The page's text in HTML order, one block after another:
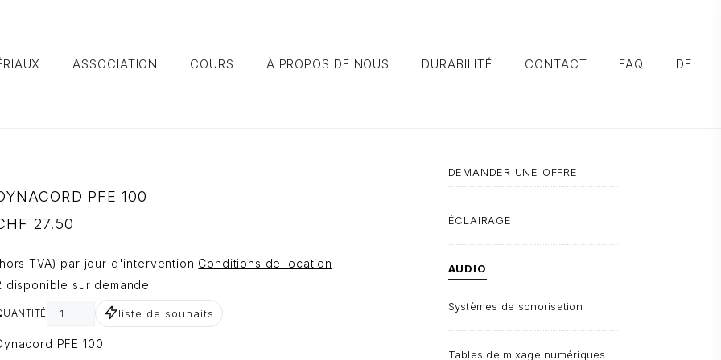
ASSOCIATION COURS À PROPOS DE NOUS DURABILITÉ CONTACT FAQ DE
PFE 100
27.50
TVA) par jour d'intervention Conditions de location
disponible sur demande
liste de souhaits
PFE 100
DEMANDER UNE OFFRE
ÉCLAIRAGE
AUDIO
Systèmes de sonorisation
Tables de mixage numériques